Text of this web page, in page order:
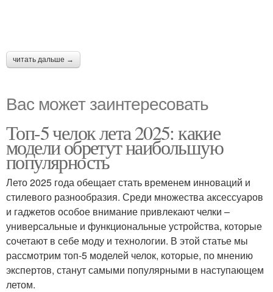
читать дальше →
Вас может заинтересовать
Топ-5 челок лета 2025: какие
модели обретут наибольшую
популярность
Лето 2025 года обещает стать временем инноваций и
стилевого разнообразия. Среди множества аксессуаров
и гаджетов особое внимание привлекают челки –
универсальные и функциональные устройства, которые
сочетают в себе моду и технологии. В этой статье мы
рассмотрим топ-5 моделей челок, которые, по мнению
экспертов, станут самыми популярными в наступающем
летом.